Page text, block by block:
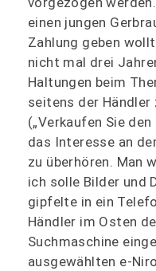
einen jungen
Zahlung geben
nicht mal drei
Haltungen beim
seitens der Händler
(„Verkaufen Sie
das Interesse an
zu überhören. Man
ich solle Bilder und
gipfelte in ein
Händler im Osten
Suchmaschine
ausgewählten e-